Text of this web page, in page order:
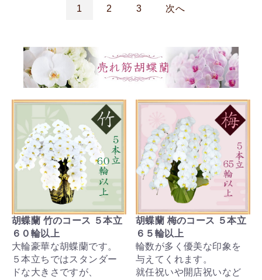
1 2 3 次へ
胡蝶蘭 竹のコース ５本立
６０輪以上
大輪豪華な胡蝶蘭です。
５本立ちではスタンダー
ドな大きさですが、
胡蝶蘭 梅のコース ５本立
６５輪以上
輪数が多く優美な印象を
与えてくれます。
就任祝いや開店祝いなど